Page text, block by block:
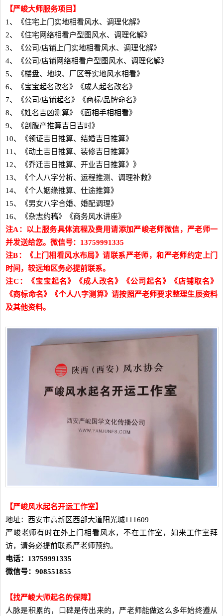
【严峻大师服务项目】
1、《住宅上门实地相看风水、调理化解》
2、《住宅网络相看户型图风水、调理化解》
3、《公司/店铺上门实地相看风水、调理化解》
4、《公司/店铺网络相看户型图风水、调理化解》
5、《楼盘、地块、厂区等实地风水相看》
6、《宝宝起名改名》《成人起名改名》
7、《公司/店铺起名》《商标/品牌命名》
8、《姓名吉凶测算》《面相手相相看》
9、《剖腹产推算吉日吉时》
10、《领证吉日推算、结婚吉日推算》
11、《动土吉日推算、装修吉日推算》
12、《乔迁吉日推算、开业吉日推算》》
13、《个人八字分析、运程推测、调理补救》
14、《个人姻缘推算、仕途推算》
15、《男女八字合婚、婚配调理》
16、《杂志约稿》《商务风水讲座》
注A：以上服务具体流程及费用请添加严峻老师微信，严老师一
并发送给您。微信号：13759991335
注B：《上门相看风水布局》请联系严老师，和严老师约定上门
时间，较远地区务必提前联系。
注C：《宝宝起名》《成人改名》《公司起名》《店铺取名》
《商标命名》《个人八字测算》请按照严老师要求整理生辰资料
及其他资料。
【严峻风水起名开运工作室】
地址：西安市高新区西部大道阳光城111609
严峻老师有时在外上门相看风水，不在工作室，如来工作室拜
访，请务必提前联系严老师预约。
电话：13759991335
微信号：908551855
【找严峻大师起名的保障】
人脉是积累的，口碑是传出来的，严老师能做这么多年始终遵从